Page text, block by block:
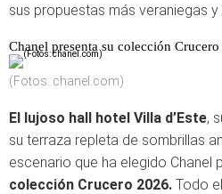
sus propuestas más veraniegas y
Chanel presenta su colección
(Fotos: chanel.com)
El lujoso hall hotel Villa d’Este,
su terraza repleta de sombrillas
escenario que ha elegido Chanel
colección Crucero 2026. Todo